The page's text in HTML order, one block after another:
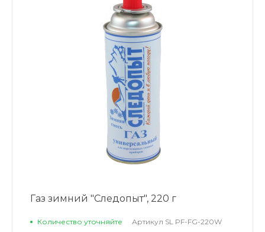
Газ зимний "Следопыт", 220 г
Количество уточняйте Артикул SL PF-FG-220W